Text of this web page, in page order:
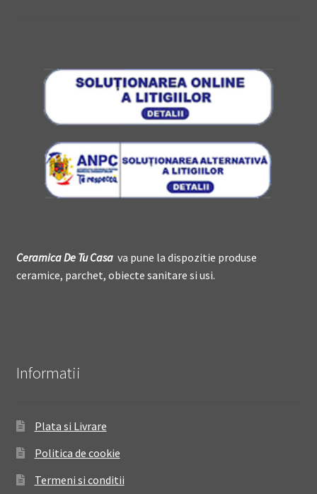
Ceramica DeTu Casava pune la dispozitie produse
ceramice, parchet, obiecte sanitare si usi.
Informatii
Plata si Livrare
Politica de cookie
Termeni si conditii